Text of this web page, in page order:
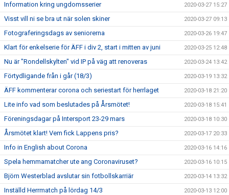
Information kring ungdomsserier 2020-03-27 15:27
Visst vill ni se bra ut när solen skiner 2020-03-27 09:13
Fotograferingsdags av seniorerna 2020-03-26 19:47
Klart för enkelserie för ÄFF i div 2, start i mitten av juni 2020-03-25 12:48
Nu är "Rondellskylten" vid IP på väg att renoveras 2020-03-24 13:42
Förtydligande från i går (18/3) 2020-03-19 13:32
ÄFF kommenterar corona och seriestart för herrlaget 2020-03-18 21:20
Lite info vad som beslutades på Årsmötet! 2020-03-18 15:41
Föreningsdagar på Intersport 23-29 mars 2020-03-18 10:30
Årsmötet klart! Vem fick Lappens pris? 2020-03-17 20:33
Info in English about Corona 2020-03-16 14:16
Spela hemmamatcher ute ang Coronaviruset? 2020-03-16 10:15
Björn Westerblad avslutar sin fotbollskarriär 2020-03-14 13:32
Inställd Herrmatch på lördag 14/3 2020-03-13 12:00